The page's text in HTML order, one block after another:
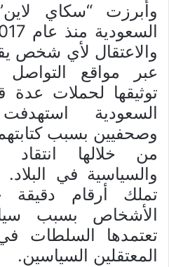
وأبرزت “سكاي
والاعتقال لأي شخص
عبر مواقع التواصل
توثيقها لحملات
السعودية
وصحفيين بسبب
من خلالها انتقاد
والسياسية في
تملك أرقام دقيقة
الأشخاص بسبب
تعتمدها السلطات
المعتقلين السياسين.